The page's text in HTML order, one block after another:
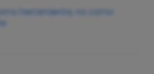
herramienta, no como